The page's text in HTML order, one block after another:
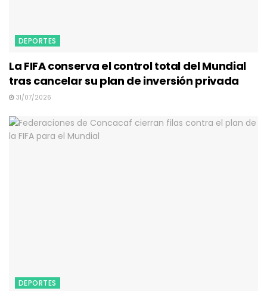
DEPORTES
La FIFA conserva el control total del Mundial
tras cancelar su plan de inversión privada
31/07/2026
DEPORTES